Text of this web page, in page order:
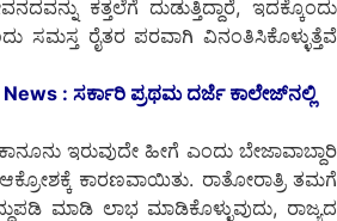
ಕತ್ತಲೆಗೆ ದುಡುತ್ತಿದ್ದಾರೆ, ಇದಕ್ಕೊಂದು
ಸಮಸ್ತ ರೈತರ ಪರವಾಗಿ ವಿನಂತಿಸಿಕೊಳ್ಳುತ್ತೆವೆ
: ಸರ್ಕಾರಿ ಪ್ರಥಮ ದರ್ಜೆ ಕಾಲೇಜ್‍ನಲ್ಲಿ
ಇರುವುದೇ ಹೀಗೆ ಎಂದು ಬೇಜಾವಾಬ್ದಾರಿ
ಆಕ್ರೋಶಕ್ಕೆ ಕಾರಣವಾಯಿತು. ರಾತೋರಾತ್ರಿ ತಮಗೆ
ಮಾಡಿ ಲಾಭ ಮಾಡಿಕೊಳ್ಳುವುದು, ರಾಜ್ಯದ